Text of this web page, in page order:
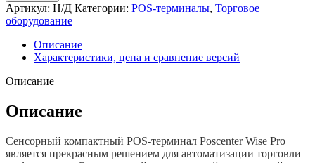
Артикул: Н/Д Категории: POS-терминалы, Торговое
оборудование
Описание
Характеристики, цена и сравнение версий
Описание
Описание
Сенсорный компактный POS-терминал Poscenter Wise Pro
является прекрасным решением для автоматизации торговли